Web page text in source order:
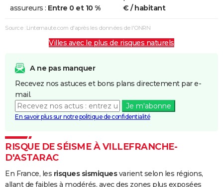
assureurs : Entre 0 et 10 %
€ / habitant
Source : Linternaute.com d'après les données de l'ONRN
Villes avec le plus de risques naturels
A ne pas manquer
Recevez nos astuces et bons plans directement par e-
mail.
Je m'abonne
En savoir plus sur notre politique de confidentialité
RISQUE DE SÉISME À VILLEFRANCHE-
D'ASTARAC
En France, les risques sismiquesvarient selon les régions,
allant de faibles à modérés, avec des zones plus exposées